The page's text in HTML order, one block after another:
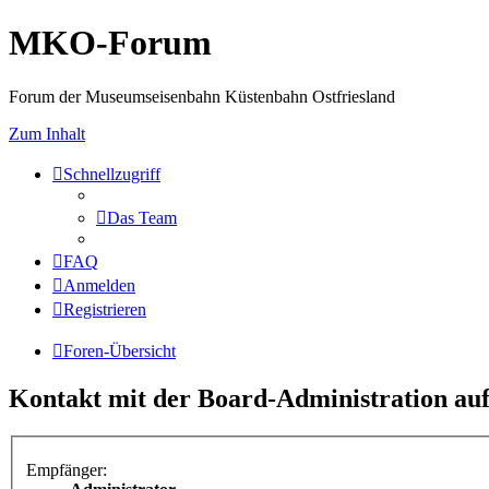
MKO-Forum
Forum der Museumseisenbahn Küstenbahn Ostfriesland
Zum Inhalt
Schnellzugriff
Das Team
FAQ
Anmelden
Registrieren
Foren-Übersicht
Kontakt mit der Board-Administration
Empfänger: